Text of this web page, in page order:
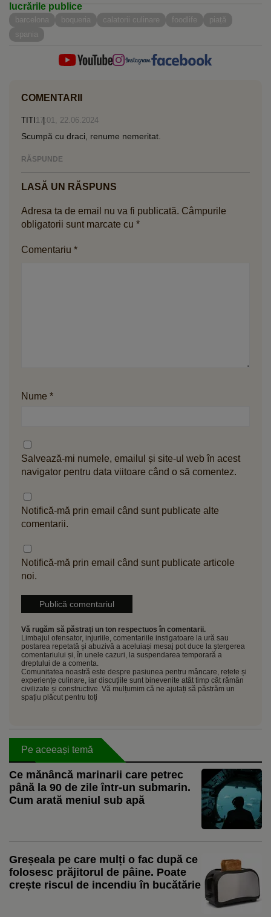
lucrările publice
barcelona boqueria calatorii culinare foodlife
piață
spania
COMENTARII
TITI 17:01, 22.06.2024
Scumpă cu draci, renume nemeritat.
RĂSPUNDE
LASĂ UN RĂSPUNS
Adresa ta de email nu va fi publicată. Câmpurile
obligatorii sunt marcate cu *
Comentariu *
Nume *
Salvează-mi numele, emailul și site-ul web în acest
navigator pentru data viitoare când o să comentez.
Notifică-mă prin email când sunt publicate alte
comentarii.
Notifică-mă prin email când sunt publicate articole
noi.
Vă rugăm să păstrați un ton respectuos în comentarii.
Limbajul ofensator, injuriile, comentariile instigatoare la ură sau
postarea repetată și abuzivă a aceluiași mesaj pot duce la ștergerea
comentariului și, în unele cazuri, la suspendarea temporară a
dreptului de a comenta.
Comunitatea noastră este despre pasiunea pentru mâncare, rețete și
experiențe culinare, iar discuțiile sunt binevenite atât timp cât rămân
civilizate și constructive. Vă mulțumim că ne ajutați să păstrăm un
spațiu plăcut pentru toți
Pe aceeași temă
Ce mănâncă marinarii care petrec
până la 90 de zile într-un submarin.
Cum arată meniul sub apă
Greșeala pe care mulți o fac după ce
folosesc prăjitorul de pâine. Poate
crește riscul de incendiu în bucătărie